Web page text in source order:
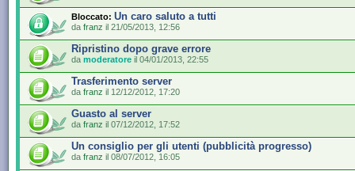
Bloccato: Un caro saluto a tutti
da franz il 21/05/2013, 12:56
Ripristino dopo grave errore
da moderatore il 04/01/2013, 22:55
Trasferimento server
da franz il 12/12/2012, 17:20
Guasto al server
da franz il 07/12/2012, 17:52
Un consiglio per gli utenti (pubblicità progresso)
da franz il 08/07/2012, 16:05